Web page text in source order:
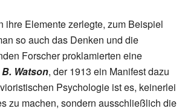
ihre Elemente zerlegte, zum Beispiel
so auch das Denken und die
Forscher proklamierten eine
Watson, der 1913 ein Manifest dazu
Psychologie ist es, keinerlei
zu machen, sondern ausschließlich die